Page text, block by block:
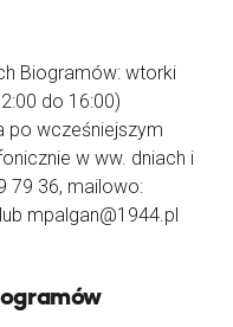
Biogramów: wtorki
do 16:00)
po wcześniejszym
w ww. dniach i
79 36, mailowo:
mpalgan@1944.pl